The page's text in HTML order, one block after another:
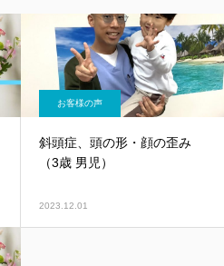
お客様の声
斜頭症、頭の形・顔の歪み
（3歳 男児）
2023.12.01